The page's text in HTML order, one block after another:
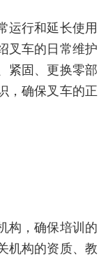
运行和延长使用
叉车的日常维护
紧固、更换零部
，确保叉车的正
构，确保培训的
机构的资质、教